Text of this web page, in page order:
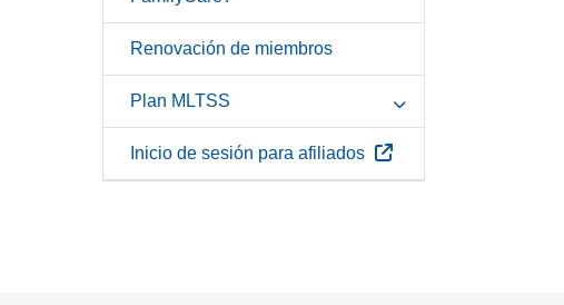
Renovación de miembros
Plan MLTSS
Inicio de sesión para afiliados Sitio Externo